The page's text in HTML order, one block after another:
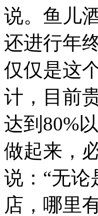
说。鱼儿
还进行年
仅仅是这
计，目前
达到80%
做起来，
说：“无
店，哪里